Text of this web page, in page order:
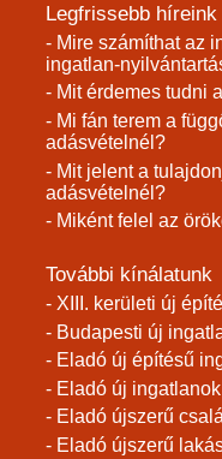
Legfrissebb híreink
- Mire számíthat az
ingatlan-
- Mit érdemes tudni
- Mi fán terem a
adásvételnél?
- Mit jelent a
adásvételnél?
- Miként felel az
További kínálatunk
- XIII. kerületi új
- Budapesti új
- Eladó új építésű
- Eladó új
- Eladó újszerű
- Eladó újszerű